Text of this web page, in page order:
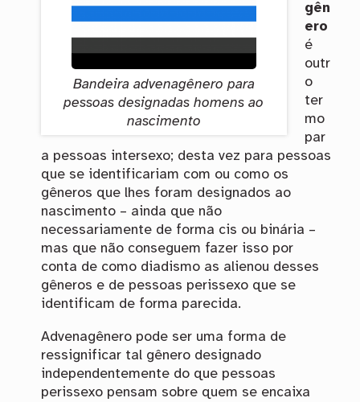
Bandeira advenagênero para
pessoas designadas homens ao
nascimento
gên
ero
é
outr
o
ter
mo
par
a pessoas intersexo; desta vez para pessoas
que se identificariam com ou como os
gêneros que lhes foram designados ao
nascimento – ainda que não
necessariamente de forma cis ou binária –
mas que não conseguem fazer isso por
conta de como diadismo as alienou desses
gêneros e de pessoas perissexo que se
identificam de forma parecida.
Advenagênero pode ser uma forma de
ressignificar tal gênero designado
independentemente do que pessoas
perissexo pensam sobre quem se encaixa